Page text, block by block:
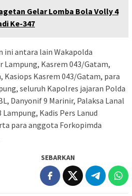
Gelar Lomba Bola Volly 4
Ke-347
ini antara lain Wakapolda
Lampung, Kasrem 043/Gatam,
Kasiops Kasrem 043/Gatam, para
seluruh Kapolres jajaran Polda
Danyonif 9 Marinir, Palaksa Lanal
Kadis Pers Lanud
para anggota Forkopimda
SEBARKAN